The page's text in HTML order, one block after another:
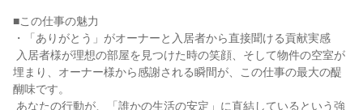
■この仕事の魅力
・「ありがとう」がオーナーと入居者から直接聞ける貢献実感
埋まり、オーナー様から感謝される瞬間が、この仕事の最大の醍
醐味です。